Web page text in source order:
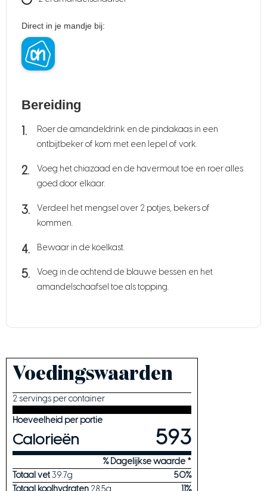
Direct in je mandje bij:
Bereiding
Roer de amandeldrink en de pindakaas in een
ontbijtbeker of kom met een lepel of vork.
Voeg het chiazaad en de havermout toe en roer alles
goed door elkaar.
Verdeel het mengsel over 2 potjes, bekers of
kommen.
Bewaar in de koelkast.
Voeg in de ochtend de blauwe bessen en het
amandelschaafsel toe als topping.
Voedingswaarden
2 servings per container
Hoeveelheid per portie
Calorieën 593
% Dagelijkse waarde *
Totaal vet39.7g 50%